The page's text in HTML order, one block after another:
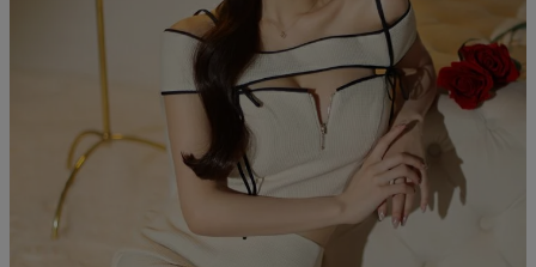
PURESS
ランジェリー
コスプレ